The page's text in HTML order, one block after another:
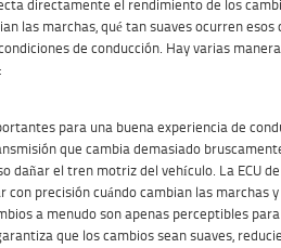
directamente el rendimiento de los
las marchas, qué tan suaves ocurren
de conducción. Hay varias
para una buena experiencia de
que cambia demasiado
dañar el tren motriz del vehículo. La ECU
precisión cuándo cambian las marchas
a menudo son apenas perceptibles
que los cambios sean suaves,